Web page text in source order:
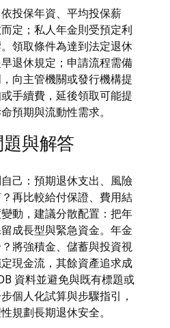
投保年資、平均投保薪
定；私人年金則受預定利
領取條件為達到法定退休
退休規定；申請流程需備
向主管機關或發行機構提
手續費，延後領取可能提
預期與流動性需求。
與解答
己：預期退休支出、風險
再比較給付保證、費用結
動，建議分散配置：把年
成長型與緊急資金。年金
將強積金、儲蓄與投資視
現金流，其餘資產追求成
資料並避免與既有標題或
個人化試算與步驟指引，
規劃長期退休安全。